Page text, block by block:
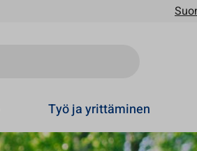
Työ ja yrittäminen